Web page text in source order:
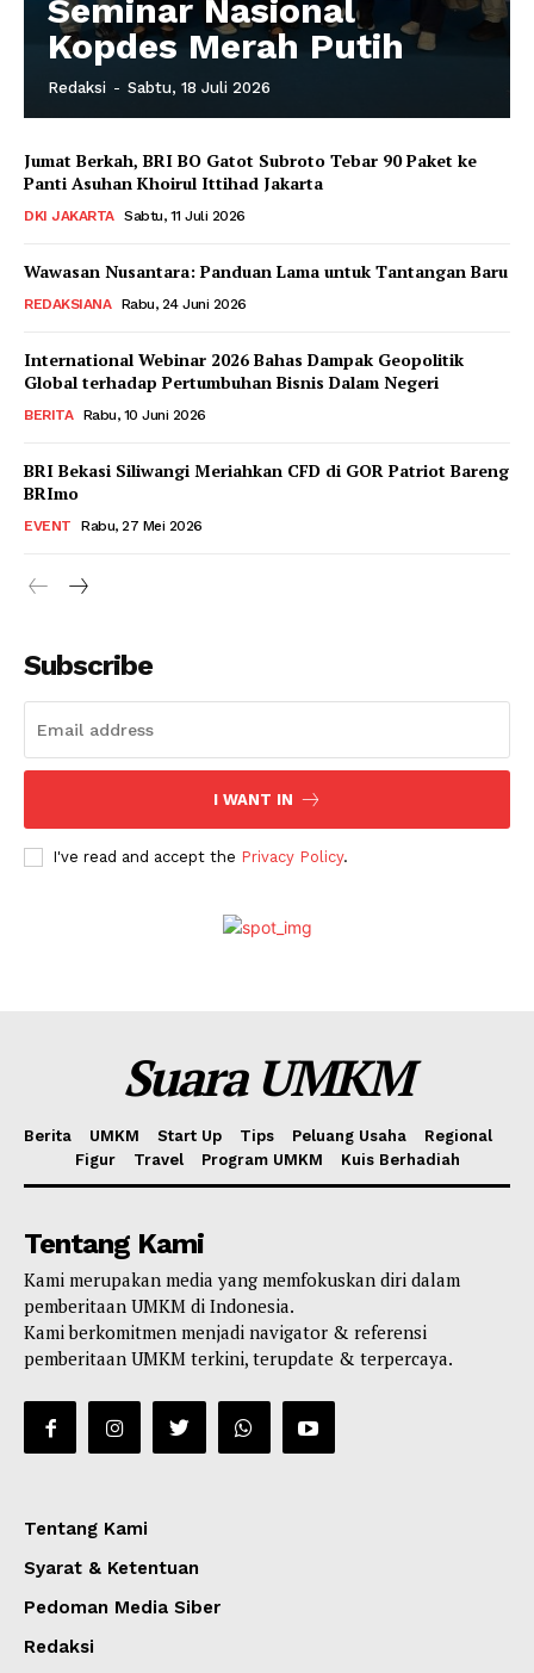
Seminar Nasional
Kopdes Merah Putih
Redaksi - Sabtu, 18 Juli 2026
Jumat Berkah, BRI BO Gatot Subroto Tebar 90 Paket ke
Panti Asuhan Khoirul Ittihad Jakarta
DKI JAKARTA Sabtu, 11 Juli 2026
Wawasan Nusantara: Panduan Lama untuk Tantangan Baru
REDAKSIANA Rabu, 24 Juni 2026
International Webinar 2026 Bahas Dampak Geopolitik
Global terhadap Pertumbuhan Bisnis Dalam Negeri
BERITA Rabu, 10 Juni 2026
BRI Bekasi Siliwangi Meriahkan CFD di GOR Patriot Bareng
BRImo
EVENT Rabu, 27 Mei 2026
Subscribe
I WANT IN
I've read and accept the Privacy Policy.
Suara UMKM
Berita UMKM Start Up Tips Peluang Usaha
Regional
Figur
Travel Program UMKM Kuis Berhadiah
Tentang Kami
Kami merupakan media yang memfokuskan diri dalam
pemberitaan UMKM di Indonesia.
Kami berkomitmen menjadi navigator & referensi
pemberitaan UMKM terkini, terupdate & terpercaya.
Tentang Kami
Syarat & Ketentuan
Pedoman Media Siber
Redaksi